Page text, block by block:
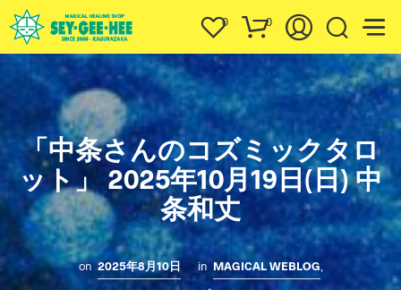
0 0
「中条さんのコズミックタロ
ット」 2025年10月19日(日) 中
条和丈
on 2025年8月10日 in MAGICAL WEBLOG